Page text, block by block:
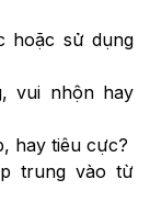
hoặc sử dụng
vui nhộn hay
hay tiêu cực?
trung vào từ